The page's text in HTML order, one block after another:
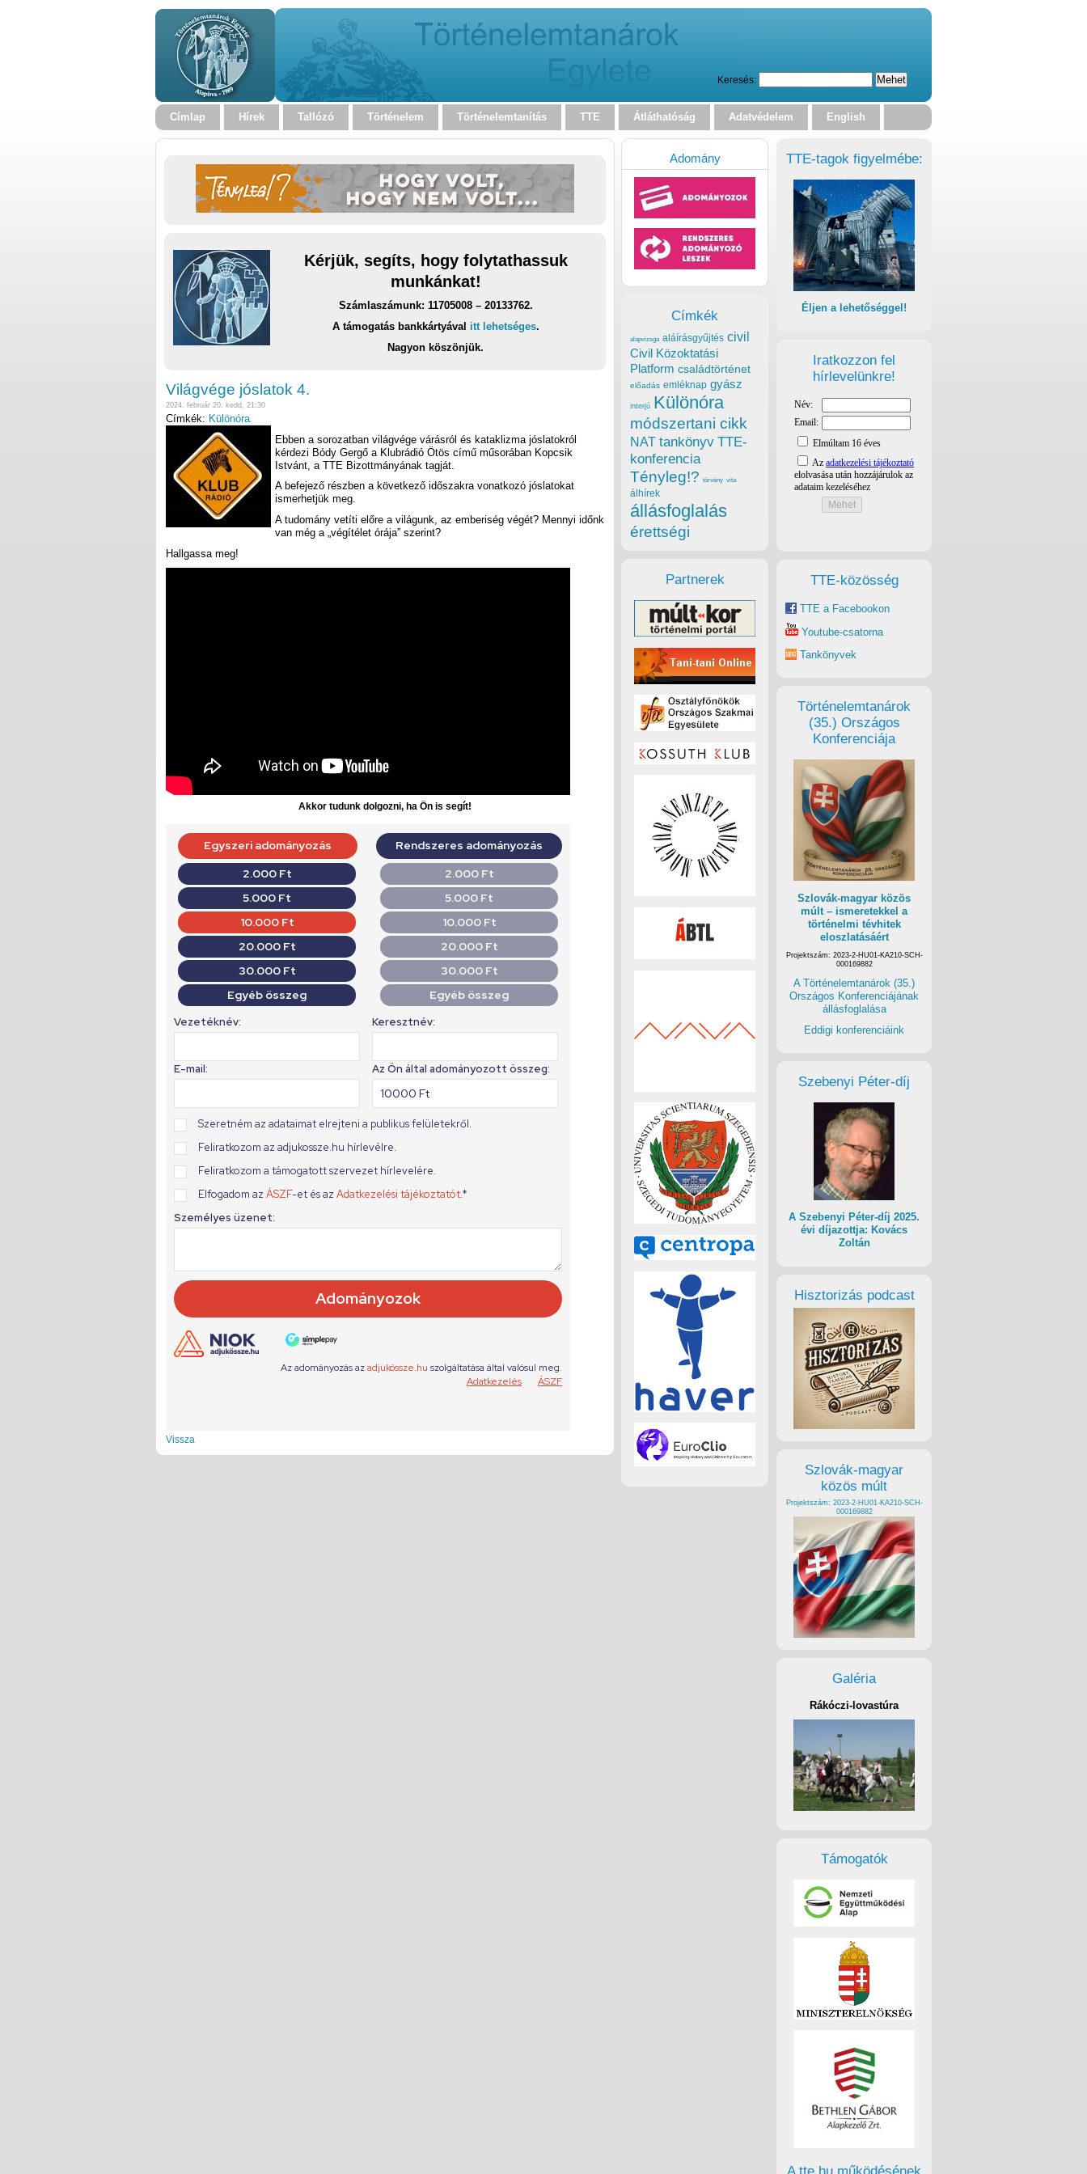
Keresés:
Címlap Hírek Tallózó Történelem Történelemtanítás TTE Átláthatóság Adatvédelem English
Kérjük, segíts, hogy folytathassuk
munkánkat!
Számlaszámunk: 11705008 – 20133762.
A támogatás bankkártyával itt lehetséges.
Nagyon köszönjük.
Világvége jóslatok 4.
2024. február 20. kedd, 21:30
Címkék: Különóra
Ebben a sorozatban világvége várásról és kataklizma jóslatokról
kérdezi Bódy Gergő a Klubrádió Ötös című műsorában Kopcsik
Istvánt, a TTE Bizottmányának tagját.
A befejező részben a következő időszakra vonatkozó jóslatokat
ismerhetjük meg.
A tudomány vetíti előre a világunk, az emberiség végét? Mennyi időnk
van még a „végítélet órája” szerint?
Hallgassa meg!
Akkor tudunk dolgozni, ha Ön is segít!
Vissza
TTE-tagok figyelmébe:
Éljen a lehetőséggel!
Iratkozzon fel
hírlevelünkre!
TTE-közösség
TTE a Facebookon
Youtube-csatorna
Tankönyvek
Történelemtanárok
(35.) Országos
Konferenciája
Szlovák-magyar közös
múlt – ismeretekkel a
történelmi tévhitek
eloszlatásáért
Projektszám: 2023-2-HU01-KA210-SCH-
000169882
A Történelemtanárok (35.)
Országos Konferenciájának
állásfoglalása
Eddigi konferenciáink
Szebenyi Péter-díj
A Szebenyi Péter-díj 2025.
évi díjazottja: Kovács
Zoltán
Hisztorizás podcast
Szlovák-magyar
közös múlt
Projektszám: 2023-2-HU01-KA210-SCH-
000169882
Galéria
Rákóczi-lovastúra
Támogatók
Adomány
Címkék
alapvizsga aláírásgyűjtés civil
Civil Közoktatási
Platform családtörténet
előadás emléknap gyász
interjú Különóra
módszertani cikk
NAT tankönyv TTE-
konferencia
Tényleg!? törvény vita
álhírek
állásfoglalás
érettségi
Partnerek